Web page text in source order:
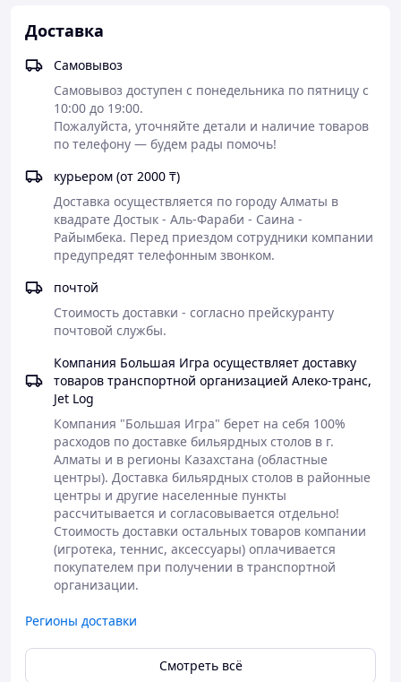
времени — делает Origin не только функциональным,
но и визуально безупречным объектом любого
открытого пространства: сада, террасы, загородного
двора или корпоративной зоны отдыха.
Трансформер: теннисный стол и садовый стол в
одном
Главная фишка модели Origin — этодвойная функция
Сетка легко снимается за несколько минут, и перед
вами — элегантный садовый стол размером120 × 220
, за которым комфортно разместятся
вдохновлены классическими пропорциями садового
стола — это не случайность, а осознанное
дизайнерское решение Cornilleau.
Хотите сыграть? Сетка возвращается на место так же
быстро. Никакого демонтажа, никаких инструментов —
просто удовольствие от игры тогда, когда захочется.
Доставка
Самовывоз
Самовывоз доступен с понедельника по пятницу с
10:00 до 19:00.
Пожалуйста, уточняйте детали и наличие товаров
по телефону — будем рады помочь!
курьером (от 2000 ₸)
Доставка осуществляется по городу Алматы в
квадрате Достык - Аль-Фараби - Саина -
Райымбека. Перед приездом сотрудники компании
предупредят телефонным звонком.
почтой
Стоимость доставки - согласно прейскуранту
почтовой службы.
Компания Большая Игра осуществляет доставку
товаров транспортной организацией Алеко-транс,
Jet Log
Компания "Большая Игра" берет на себя 100%
расходов по доставке бильярдных столов в г.
Алматы и в регионы Казахстана (областные
центры). Доставка бильярдных столов в районные
центры и другие населенные пункты
рассчитывается и согласовывается отдельно!
Стоимость доставки остальных товаров компании
(игротека, теннис, аксессуары) оплачивается
покупателем при получении в транспортной
организации.
Регионы доставки
Смотреть всё